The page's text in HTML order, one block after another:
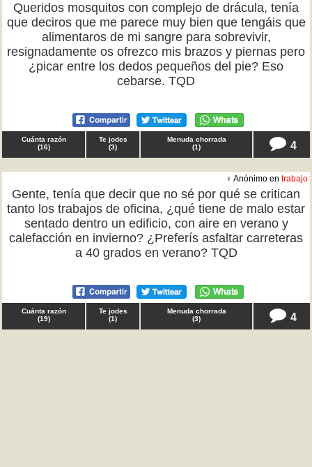
Queridos mosquitos con complejo de drácula, tenía
que deciros que me parece muy bien que tengáis que
alimentaros de mi sangre para sobrevivir,
resignadamente os ofrezco mis brazos y piernas pero
¿picar entre los dedos pequeños del pie? Eso
cebarse. TQD
Cuánta razón
(16)
Te jodes
(3)
Menuda chorrada
(1) 4
♀ Anónimo en trabajo
Gente, tenía que decir que no sé por qué se critican
tanto los trabajos de oficina, ¿qué tiene de malo estar
sentado dentro un edificio, con aire en verano y
calefacción en invierno? ¿Preferís asfaltar carreteras
a 40 grados en verano? TQD
Cuánta razón
(19)
Te jodes
(1)
Menuda chorrada
(3) 4